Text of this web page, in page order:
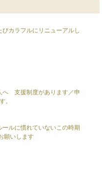
びカラフルにリニューアルし
へ 支援制度があります／申
。
ールに慣れていないこの時期
願いします